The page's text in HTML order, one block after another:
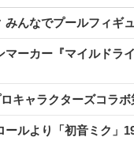
んなでプールフィギ
ーカー『マイルドラ
キャラクターズコラ
ルより「初音ミク」